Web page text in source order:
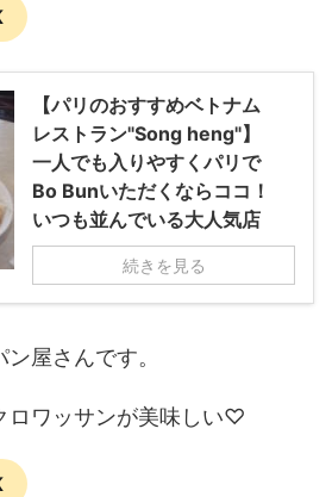
【パリのおすすめベトナム
レストラン"Song heng"】
一人でも入りやすくパリで
Bo Bunいただくならココ！
いつも並んでいる大人気店
続きを見る
屋さんです。
ロワッサンが美味しい♡